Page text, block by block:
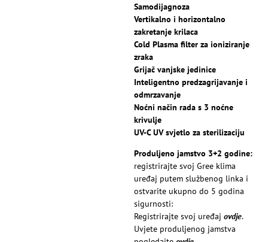
Samodijagnoza
Vertikalno i horizontalno
zakretanje krilaca
Cold Plasma filter za ioniziranje
zraka
Grijač vanjske jedinice
Inteligentno predzagrijavanje i
odmrzavanje
Noćni način rada s 3 noćne
krivulje
UV-C UV svjetlo za sterilizaciju
Produljeno jamstvo 3+2 godine:
registrirajte svoj Gree klima
uređaj putem službenog linka i
ostvarite ukupno do 5 godina
sigurnosti:
Registrirajte svoj uređaj ovdje.
Uvjete produljenog jamstva